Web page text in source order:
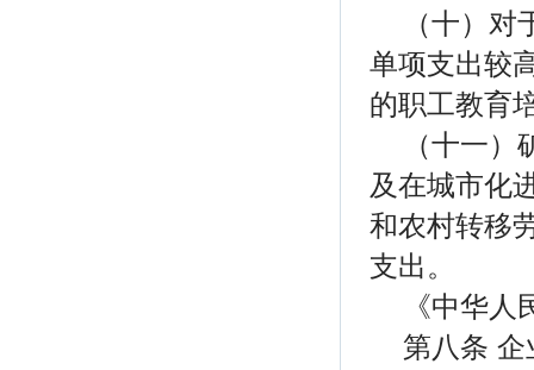
（十）
单项支出较
的职工教育
（十一
及在城市化
和农村转移
支出。
《中华
第八条